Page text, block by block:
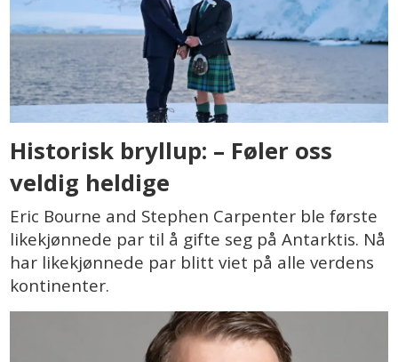
Historisk bryllup: – Føler oss
veldig heldige
Eric Bourne and Stephen Carpenter ble første
likekjønnede par til å gifte seg på Antarktis. Nå
har likekjønnede par blitt viet på alle verdens
kontinenter.